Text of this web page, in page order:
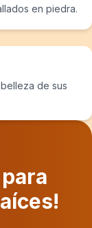
en piedra.
de sus